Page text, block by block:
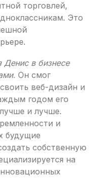
торговлей,
Это
Денис в бизнесе
Он смог
веб-дизайн и
годом его
и лучше.
и
будущие
собственную
на